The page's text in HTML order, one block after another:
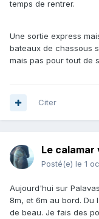
temps de rentrer.
Une sortie express
bateaux de chassous
mais pas pour tout de
Citer
Le calamar
Posté(e) le 1
Aujourd'hui sur
8m, et 6m au bord. Du
de beau. Je fais des